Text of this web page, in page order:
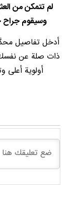
لم تتمكن من
وسيقوم جراح
أدخل تفاصيل
ذات صلة عن نفسك
أولوية أعلى